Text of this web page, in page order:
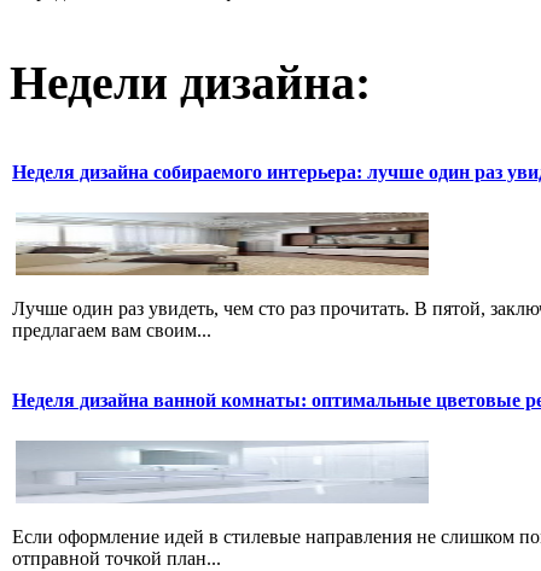
Недели дизайна:
Неделя дизайна собираемого интерьера: лучше один раз
Лучше один раз увидеть, чем сто раз прочитать. В пятой,
предлагаем вам своим...
Неделя дизайна ванной комнаты: оптимальные цветовые
Если оформление идей в стилевые направления не слишком
отправной точкой план...